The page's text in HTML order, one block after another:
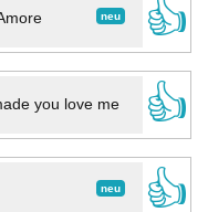
neu
👍
you love me
👍
neu
👍